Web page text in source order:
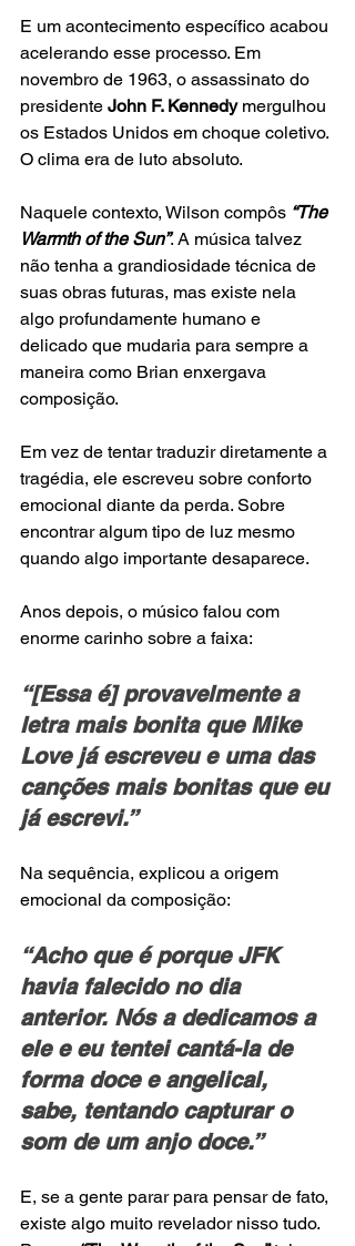
E um acontecimento específico acabou
acelerando esse processo. Em
novembro de 1963, o assassinato do
presidente John F. Kennedy mergulhou
os Estados Unidos em choque coletivo.
O clima era de luto absoluto.
Naquele contexto, Wilson compôs “The
Warmth of the Sun”. A música talvez
não tenha a grandiosidade técnica de
suas obras futuras, mas existe nela
algo profundamente humano e
delicado que mudaria para sempre a
maneira como Brian enxergava
composição.
Em vez de tentar traduzir diretamente a
tragédia, ele escreveu sobre conforto
emocional diante da perda. Sobre
encontrar algum tipo de luz mesmo
quando algo importante desaparece.
Anos depois, o músico falou com
enorme carinho sobre a faixa:
“[Essa é] provavelmente a
letra mais bonita que Mike
Love já escreveu e uma das
canções mais bonitas que eu
já escrevi.”
Na sequência, explicou a origem
emocional da composição:
“Acho que é porque JFK
havia falecido no dia
anterior. Nós a dedicamos a
ele e eu tentei cantá-la de
forma doce e angelical,
sabe, tentando capturar o
som de um anjo doce.”
E, se a gente parar para pensar de fato,
existe algo muito revelador nisso tudo.